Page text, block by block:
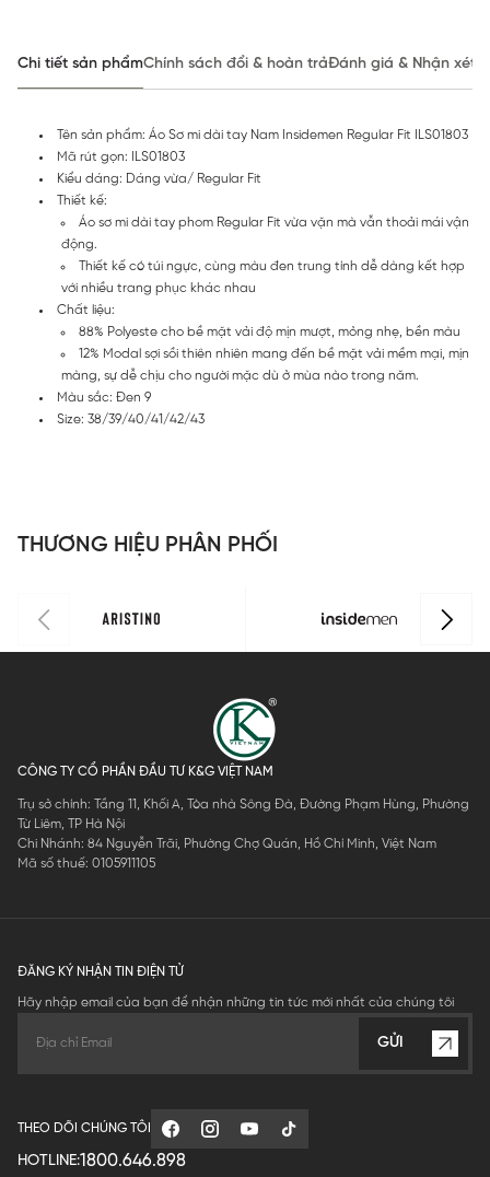
Chi tiết sản phẩmChính sách đổi & hoàn trảĐánh giá & Nhận xét
Tên sản phẩm: Áo Sơ mi dài tay Nam Insidemen Regular Fit ILS01803
Mã rút gọn: ILS01803
Kiểu dáng: Dáng vừa/ Regular Fit
Thiết kế:
Áo sơ mi dài tay phom Regular Fit vừa vặn mà vẫn thoải mái vận
động.
Thiết kế có túi ngực, cùng màu đen trung tính dễ dàng kết hợp
với nhiều trang phục khác nhau
Chất liệu:
88% Polyeste cho bề mặt vải độ mịn mượt, mỏng nhẹ, bền màu
12% Modal sợi sồi thiên nhiên mang đến bề mặt vải mềm mại, mịn
màng, sự dễ chịu cho người mặc dù ở mùa nào trong năm.
Màu sắc: Đen 9
Size: 38/39/40/41/42/43
THƯƠNG HIỆU PHÂN PHỐI
CÔNG TY CỔ PHẦN ĐẦU TƯ K&G VIỆT NAM
Trụ sở chính: Tầng 11, Khối A, Tòa nhà Sông Đà, Đường Phạm Hùng, Phường
Từ Liêm, TP Hà Nội
Chi Nhánh: 84 Nguyễn Trãi, Phường Chợ Quán, Hồ Chí Minh, Việt Nam
Mã số thuế: 0105911105
ĐĂNG KÝ NHẬN TIN ĐIỆN TỬ
Hãy nhập email của bạn để nhận những tin tức mới nhất của chúng tôi
GỬI
THEO DÕI CHÚNG TÔI
HOTLINE:1800.646.898